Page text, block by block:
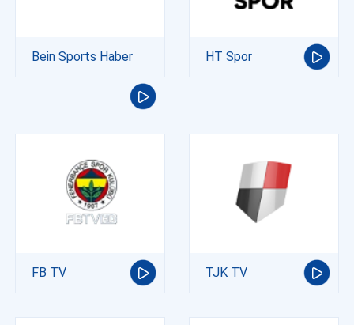
Bein Sports Haber HT Spor
FB TV TJK TV